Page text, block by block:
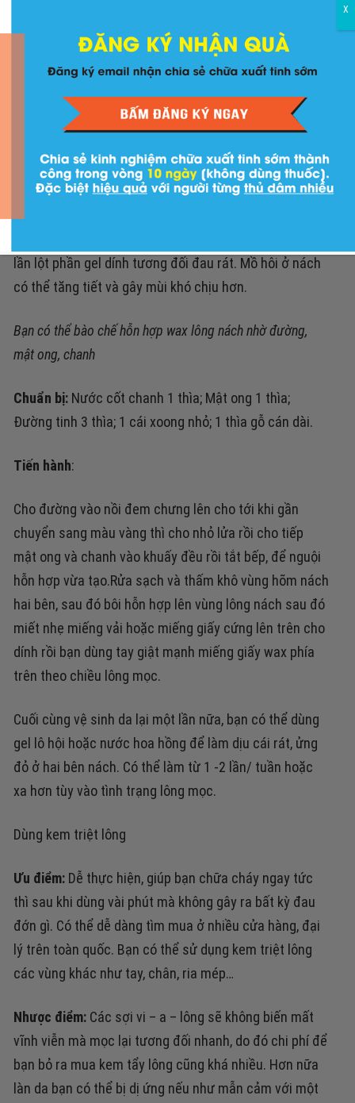
mềm, ẩm lau nhẹ đi hố nách hai bên.
Wax lông bằng cách gel mềm
Ưu điểm:Thường dùng mỡ trăn hoặc các sản phẩm
khác được bày bán nhiều nên dễ tìm mua được.
thời gian thực hiện, chi phí nhỏ mà lông thì lâu mọc lại
và dần đà mọc thưa và màu lông nhạt hơn.
lần lột phần gel dính tương đối đau rát. Mồ hôi ở nách
có thể tăng tiết và gây mùi khó chịu hơn.
Bạn có thể bào chế hỗn hợp wax lông nách nhờ đường,
mật ong, chanh
Chuẩn bị: Nước cốt chanh 1 thìa; Mật ong 1 thìa;
Đường tinh 3 thìa; 1 cái xoong nhỏ; 1 thìa gỗ cán dài.
Tiến hành:
Cho đường vào nồi đem chưng lên cho tới khi gần
chuyển sang màu vàng thì cho nhỏ lửa rồi cho tiếp
mật ong và chanh vào khuấy đều rồi tắt bếp, để nguội
hỗn hợp vừa tạo.Rửa sạch và thấm khô vùng hõm nách
hai bên, sau đó bôi hỗn hợp lên vùng lông nách sau đó
miết nhẹ miếng vải hoặc miếng giấy cứng lên trên cho
dính rồi bạn dùng tay giật mạnh miếng giấy wax phía
trên theo chiều lông mọc.
Cuối cùng vệ sinh da lại một lần nữa, bạn có thể dùng
gel lô hội hoặc nước hoa hồng để làm dịu cái rát, ửng
đỏ ở hai bên nách. Có thể làm từ 1 -2 lần/ tuần hoặc
xa hơn tùy vào tình trạng lông mọc.
Dùng kem triệt lông
Ưu điểm: Dễ thực hiện, giúp bạn chữa cháy ngay tức
thì sau khi dùng vài phút mà không gây ra bất kỳ đau
đớn gì. Có thể dễ dàng tìm mua ở nhiều cửa hàng, đại
lý trên toàn quốc. Bạn có thể sử dụng kem triệt lông
các vùng khác như tay, chân, ria mép…
Nhược điểm: Các sợi vi – a – lông sẽ không biến mất
vĩnh viễn mà mọc lại tương đối nhanh, do đó chi phí để
bạn bỏ ra mua kem tẩy lông cũng khá nhiều. Hơn nữa
làn da bạn có thể bị dị ứng nếu như mẫn cảm với một
X